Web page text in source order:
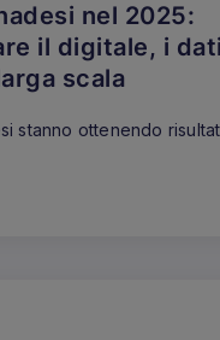
nel 2025:
il digitale, i
scala
stanno ottenendo